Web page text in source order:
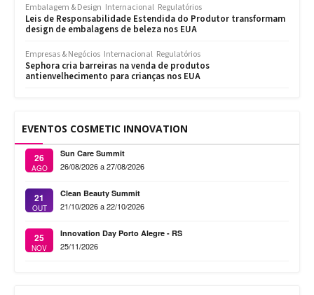
Embalagem & Design Internacional Regulatórios
Leis de Responsabilidade Estendida do Produtor transformam
design de embalagens de beleza nos EUA
Empresas & Negócios Internacional Regulatórios
Sephora cria barreiras na venda de produtos
antienvelhecimento para crianças nos EUA
EVENTOS COSMETIC INNOVATION
26
AGO
Sun Care Summit
26/08/2026 a 27/08/2026
21
OUT
Clean Beauty Summit
21/10/2026 a 22/10/2026
25
NOV
Innovation Day Porto Alegre - RS
25/11/2026